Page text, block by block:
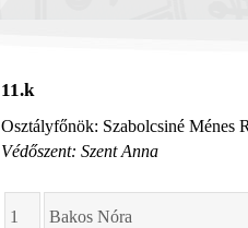
11.k
Osztályfőnök: Szabolcsiné Ménes
Védőszent: Szent Anna
1 Bakos Nóra